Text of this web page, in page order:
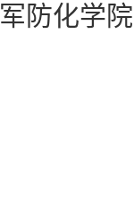
防化学